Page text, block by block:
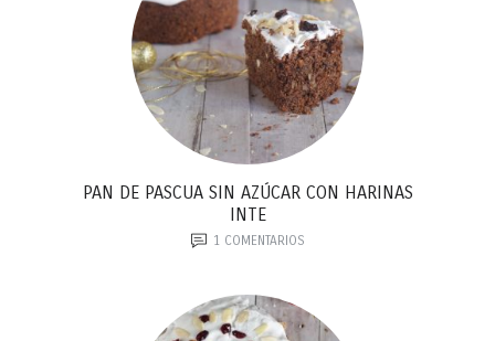
PAN DE PASCUA SIN AZÚCAR CON HARINAS
INTE
1COMENTARIOS